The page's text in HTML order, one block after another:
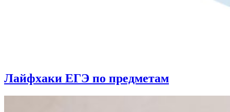
Лайфхаки ЕГЭ по предметам